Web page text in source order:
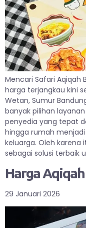
Mencari Safari Aqiqah
harga terjangkau kini
Wetan, Sumur
banyak pilihan
penyedia yang tepat
hingga rumah
keluarga. Oleh karena
sebagai solusi terbaik
Harga
29 Januari 2026